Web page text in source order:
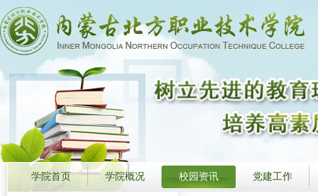
学院首页 学院概况 校园资讯 党建工作